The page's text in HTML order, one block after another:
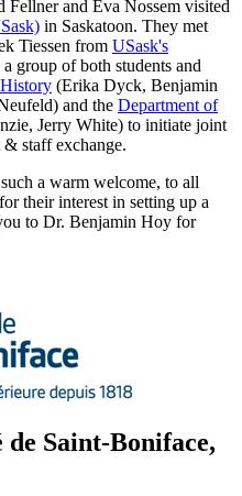
and Eva Nossem visited
in Saskatoon. They met
Tiessen from USask's
group of both students and
(Erika Dyck, Benjamin
and the Department of
Jerry White) to initiate joint
& staff exchange.
a warm welcome, to all
their interest in setting up a
to Dr. Benjamin Hoy for
Saint-Boniface,